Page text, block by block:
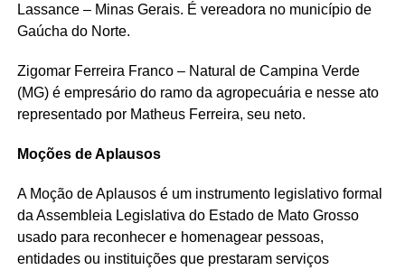
Lassance – Minas Gerais. É vereadora no município de
Gaúcha do Norte.
Zigomar Ferreira Franco – Natural de Campina Verde
(MG) é empresário do ramo da agropecuária e nesse ato
representado por Matheus Ferreira, seu neto.
Moções de Aplausos
A Moção de Aplausos é um instrumento legislativo formal
da Assembleia Legislativa do Estado de Mato Grosso
usado para reconhecer e homenagear pessoas,
entidades ou instituições que prestaram serviços